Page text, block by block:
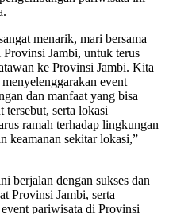
menarik, mari bersama
Jambi, untuk terus
ke Provinsi Jambi. Kita
event
dan manfaat yang bisa
tersebut, serta lokasi
ramah terhadap lingkungan
keamanan sekitar lokasi,”
berjalan dengan sukses dan
Provinsi Jambi, serta
pariwisata di Provinsi